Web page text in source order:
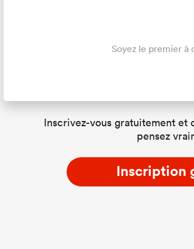
Soyez le premier à
Inscrivez-vous gratuitement et
pensez
Inscription